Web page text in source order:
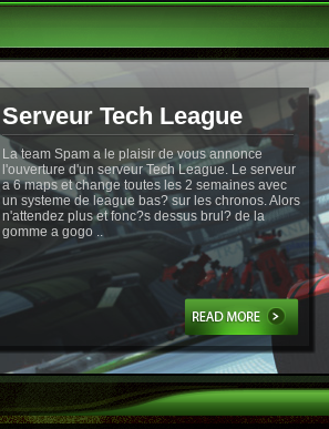
Serveur Tech League
La team Spam a le plaisir de vous annonce
l'ouverture d'un serveur Tech League. Le serveur
a 6 maps et change toutes les 2 semaines avec
un systeme de league bas? sur les chronos. Alors
n'attendez plus et fonc?s dessus brul? de la
gomme a gogo ..